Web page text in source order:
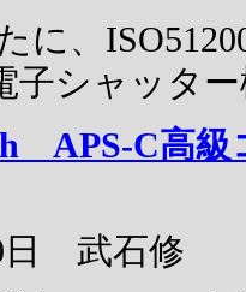
に、
子シャッタ
APS-C高級
武石修